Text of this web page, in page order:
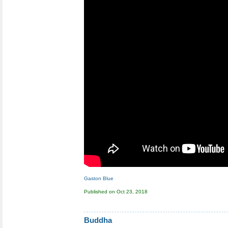
Gaston Blue
Published on Oct 23, 2018
Buddha